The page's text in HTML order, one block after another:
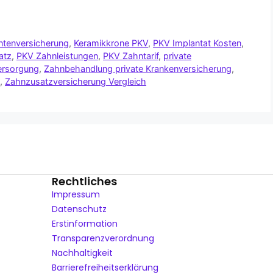
, Keramikkrone PKV, PKV Implantat Kosten,
, PKV Zahnleistungen, PKV Zahntarif, private
, Zahnbehandlung private Krankenversicherung,
, Zahnzusatzversicherung Vergleich
Rechtliches
Impressum
Datenschutz
Erstinformation
Transparenzverordnung
Nachhaltigkeit
Barrierefreiheitserklärung